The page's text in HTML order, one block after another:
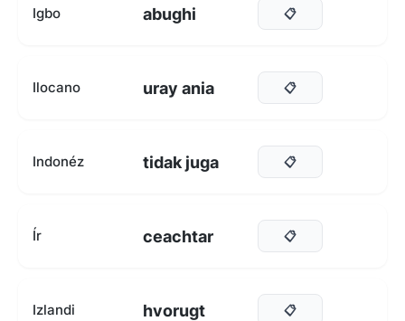
Igbo abughi 📋
Ilocano uray ania 📋
Indonéz tidak juga 📋
Ír ceachtar 📋
Izlandi hvorugt 📋